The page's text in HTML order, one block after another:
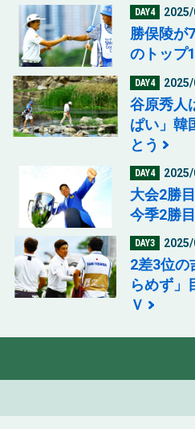
DAY4
勝俣陵が
のトップ
DAY4
谷原秀人
ぱい」韓
とう
DAY4
大会2勝
今季2勝
DAY3
2差3位の
らめず」
Ｖ